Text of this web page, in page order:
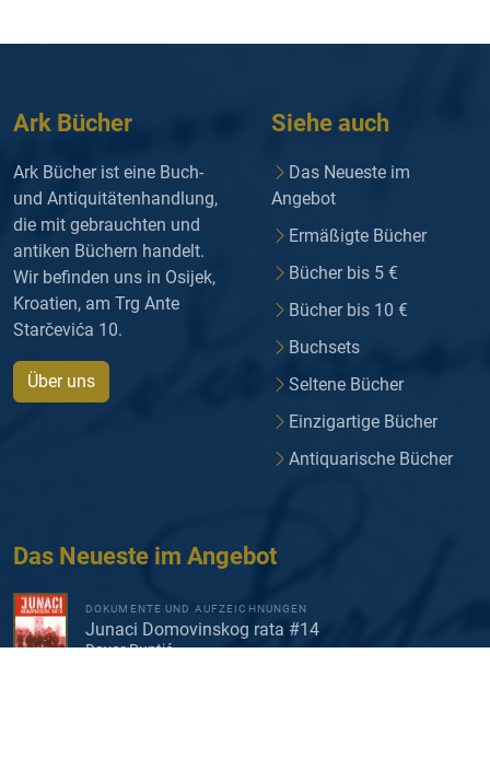
Ark Bücher
Ark Bücher ist eine Buch-
und Antiquitätenhandlung,
die mit gebrauchten und
antiken Büchern handelt.
Wir befinden uns in Osijek,
Kroatien, am Trg Ante
Starčevića 10.
Über uns
Siehe auch
Das Neueste im
Angebot
Ermäßigte Bücher
Bücher bis 5 €
Bücher bis 10 €
Buchsets
Seltene Bücher
Einzigartige Bücher
Antiquarische Bücher
Das Neueste im Angebot
DOKUMENTE UND AUFZEICHNUNGEN
Junaci Domovinskog rata #14
Davor Runtić